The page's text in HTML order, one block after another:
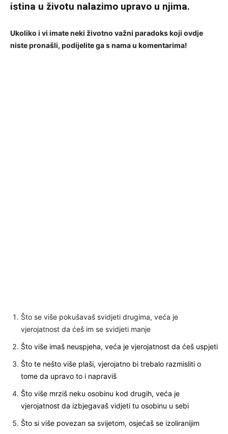
istina u životu nalazimo upravo u njima.
Ukoliko i vi imate neki životno važni paradoks koji ovdje
niste pronašli, podijelite ga s nama u komentarima!
Što se više pokušavaš svidjeti drugima, veća je
vjerojatnost da ćeš im se svidjeti manje
Što više imaš neuspjeha, veća je vjerojatnost da ćeš uspjeti
Što te nešto više plaši, vjerojatno bi trebalo razmisliti o
tome da upravo to i napraviš
Što više mrziš neku osobinu kod drugih, veća je
vjerojatnost da izbjegavaš vidjeti tu osobinu u sebi
Što si više povezan sa svijetom, osjećaš se izoliranijim